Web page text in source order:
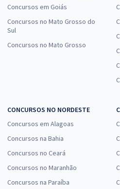
Concursos em Goiás
Concursos no Mato Grosso do
Sul
Concursos no Mato Grosso
CONCURSOS NO NORDESTE
Concursos em Alagoas
Concursos na Bahia
Concursos no Ceará
Concursos no Maranhão
Concursos na Paraíba